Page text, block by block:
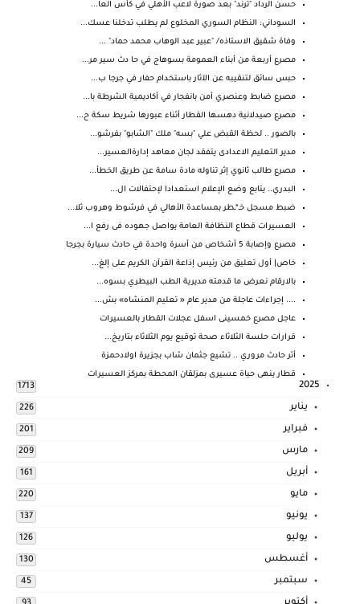
حسن الرداد "ترند" بعد صورة لاعب الأهلي في كأس العا...
السوداني: النظام السوري المخلوع لم يطلب تدخلنا عسك...
وفاة شقيق الاستاذه/ "عبير عبد الوهاب محمد حماد" ...
مصرع أربعة من أبناء العمومة بسوهاج في حا دث سير مر...
حبس سائق لتنقيبه عن الآثار باستخدام حفار في جرجا ب...
مصرع ضابط وعنصري أمن بانفجار في أكاديمية الشرطة با...
مصرع صيدلانية دهسها القطار أثناء عبورها شريط سكة ح...
بالصور .. لحظة القبض علي "بسه" ملك "الشابو" بفرشو...
مدير التعليم الاعدادى يتفقد لجان معاهد إدارةالعسير...
مصرع طالب ثانوي إثر تناوله مادة سامة عن طريق الخطأ...
البدري.. يتابع وضع الإعلام استعدادا لإحتفالات ال...
ضبط مسجل خـ*ـطر بمساعدة الأهالي في فرشوط وهروب ثلا...
العسيرات قطاع النظافة العامة يواصل جهوده فى رفع ا...
مصرع وإصابة 5 أشخاص من أسرة واحدة في حادث سيارة بجرجا
خاص| أول تعليق من رئيس إذاعة القرآن الكريم على إلغ...
بالارقام نعرض ما قدمته مديرية الطب البيطري بسوه...
.... إجراءات عاجلة من مدير عام « تعليم المنشاه» بش...
عاجل مصرع خمسينى اسفل عجلات القطار بالعسيرات
قرارات حلسة الثلاثاء صحة توقيع يوم الثلاثاء بتاريخ...
أثر حادث مروري .. تشيع جثمان شاب بجزيرة اولادحمزة
قطار ينهى حياة عسيرى بمزلقان المحطة بمركز العسيرات
2025
1713
يناير 226
فبراير 201
مارس 209
أبريل 161
مايو 220
يونيو 137
يوليو 126
أغسطس 130
سبتمبر 45